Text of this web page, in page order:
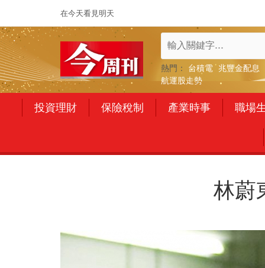
在今天看見明天
熱門： 台積電 兆豐金配息
航運股走勢
投資理財 保險稅制 產業時事 職場
林蔚